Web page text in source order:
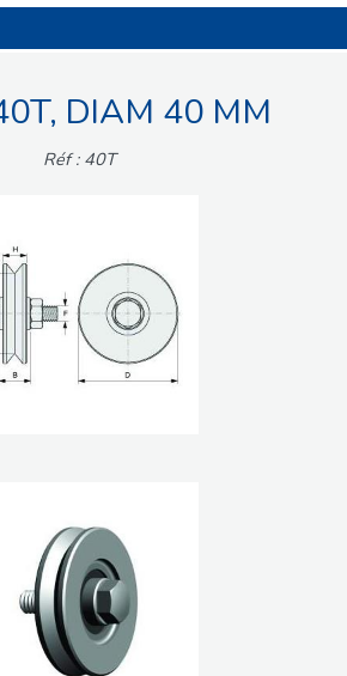
MOTORISATIONS
ET ELECTRONIQUES
VISIOPHONES
DIAM 40 MM
Réf : 40T